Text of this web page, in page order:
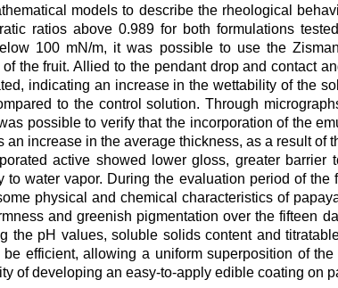
models to describe the rheological
ratios above 0.989 for both formulations
100 mN/m, it was possible to use the
the fruit. Allied to the pendant drop and contact
indicating an increase in the wettability of the
to the control solution. Through
possible to verify that the incorporation of the
increase in the average thickness, as a result of
active showed lower gloss, greater barrier
water vapor. During the evaluation period of the
physical and chemical characteristics of
and greenish pigmentation over the fifteen
the pH values, soluble solids content and
efficient, allowing a uniform superposition of
of developing an easy-to-apply edible coating on